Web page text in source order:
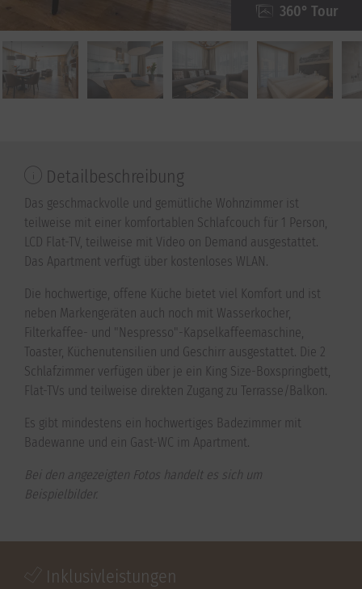
360° Tour
Detailbeschreibung
Das geschmackvolle und gemütliche Wohnzimmer ist
teilweise mit einer komfortablen Schlafcouch für 1 Person,
LCD Flat-TV, teilweise mit Video on Demand ausgestattet.
Das Apartment verfügt über kostenloses WLAN.
Die hochwertige, offene Küche bietet viel Komfort und ist
neben Markengeräten auch noch mit Wasserkocher,
Filterkaffee- und "Nespresso"-Kapselkaffeemaschine,
Toaster, Küchenutensilien und Geschirr ausgestattet. Die 2
Schlafzimmer verfügen über je ein King Size-Boxspringbett,
Flat-TVs und teilweise direkten Zugang zu Terrasse/Balkon.
Es gibt mindestens ein hochwertiges Badezimmer mit
Badewanne und ein Gast-WC im Apartment.
Bei den angezeigten Fotos handelt es sich um
Beispielbilder.
Inklusivleistungen